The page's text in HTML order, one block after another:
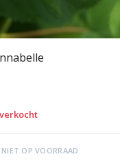
NIET OP VOORRAAD